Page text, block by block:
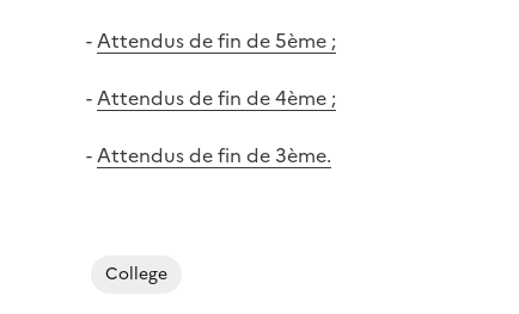
-Attendus de fin de 5ème ;
-Attendus de fin de 4ème ;
-Attendus de fin de 3ème.
College